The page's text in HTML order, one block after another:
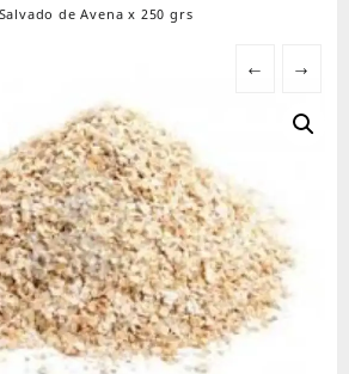
Salvado de Avena x 250 grs
← →